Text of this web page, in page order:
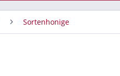
Sortenhonige